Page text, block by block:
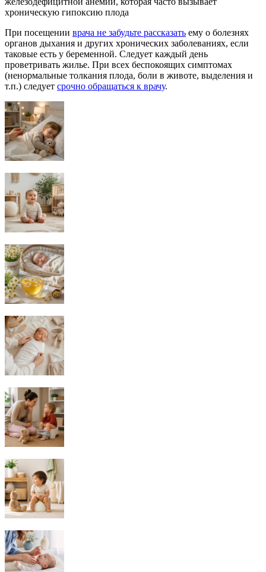
хроническую гипоксию плода
При посещении врача не забудьте рассказать ему о болезнях
органов дыхания и других хронических заболеваниях, если
таковые есть у беременной. Следует каждый день
проветривать жилье. При всех беспокоящих симптомах
(ненормальные толкания плода, боли в животе, выделения и
т.п.) следует срочно обращаться к врачу.